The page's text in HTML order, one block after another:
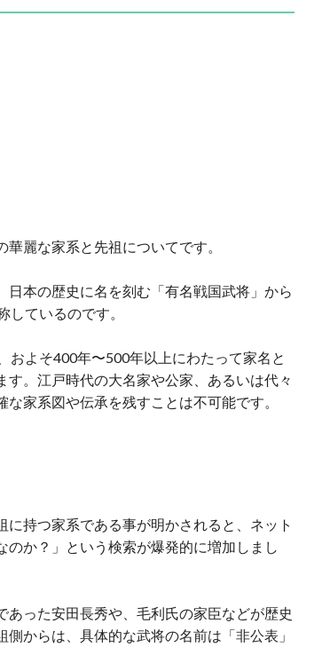
麗な家系と先祖についてです。
本の歴史に名を刻む「有名戦国武将」から
ているのです。
およそ400年〜500年以上にわたって家名と
。江戸時代の大名家や公家、あるいは代々
家系図や伝承を残すことは不可能です。
持つ家系である事が明かされると、 ネット
のか？」という検索が爆発的に増加しまし
った安田長秀や、毛利氏の家臣などが歴史
からは、具体的な武将の名前は「非公表」